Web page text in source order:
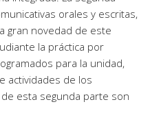
orales y escritas,
gran novedad de este
la práctica por
para la unidad,
actividades de los
de esta segunda parte son